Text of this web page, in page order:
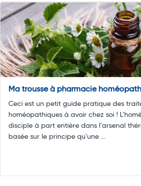
Ma trousse à pharmacie
Ceci est un petit guide pratique des
homéopathiques à avoir chez soi !
disciple à part entière dans l'arsenal
basée sur le principe qu'une ...